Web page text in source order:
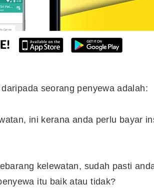
seorang penyewa adalah:
ini kerana anda perlu bayar
kelewatan, sudah pasti
itu baik atau tidak?